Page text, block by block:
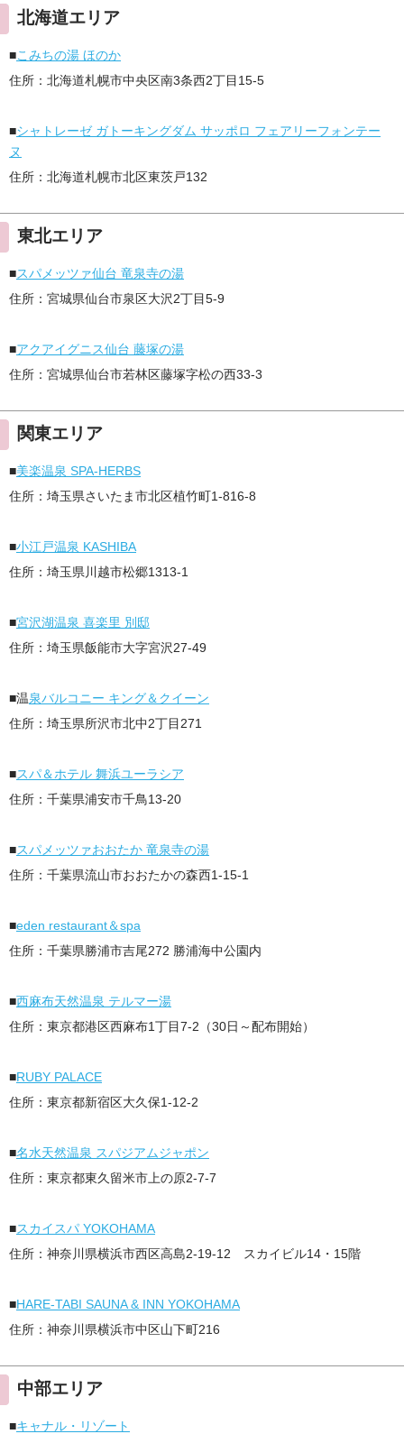
北海道エリア
■こみちの湯 ほのか
住所：北海道札幌市中央区南3条西2丁目15-5
■シャトレーゼ ガトーキングダム サッポロ フェアリーフォンテー
ヌ
住所：北海道札幌市北区東茨戸132
東北エリア
■スパメッツァ仙台 竜泉寺の湯
住所：宮城県仙台市泉区大沢2丁目5-9
■アクアイグニス仙台 藤塚の湯
住所：宮城県仙台市若林区藤塚字松の西33-3
関東エリア
■美楽温泉 SPA-HERBS
住所：埼玉県さいたま市北区植竹町1-816-8
■小江戸温泉 KASHIBA
住所：埼玉県川越市松郷1313-1
■宮沢湖温泉 喜楽里 別邸
住所：埼玉県飯能市大字宮沢27-49
■温泉バルコニー キング＆クイーン
住所：埼玉県所沢市北中2丁目271
■スパ＆ホテル 舞浜ユーラシア
住所：千葉県浦安市千鳥13-20
■スパメッツァおおたか 竜泉寺の湯
住所：千葉県流山市おおたかの森西1-15-1
■eden restaurant＆spa
住所：千葉県勝浦市吉尾272 勝浦海中公園内
■西麻布天然温泉 テルマー湯
住所：東京都港区西麻布1丁目7-2（30日～配布開始）
■RUBY PALACE
住所：東京都新宿区大久保1-12-2
■名水天然温泉 スパジアムジャポン
住所：東京都東久留米市上の原2-7-7
■スカイスパ YOKOHAMA
住所：神奈川県横浜市西区高島2-19-12 スカイビル14・15階
■HARE-TABI SAUNA & INN YOKOHAMA
住所：神奈川県横浜市中区山下町216
中部エリア
■キャナル・リゾート